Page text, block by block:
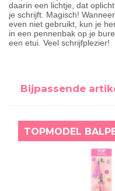
daarin een lichtje, dat
je schrijft. Magisch!
even niet gebruikt, kun je
in een pennenbak op je
een etui. Veel schrijfplezier!
Bijpassende